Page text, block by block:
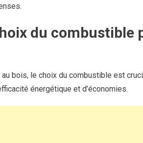
du combustible
bois, le choix du combustible est
énergétique et d’économies.